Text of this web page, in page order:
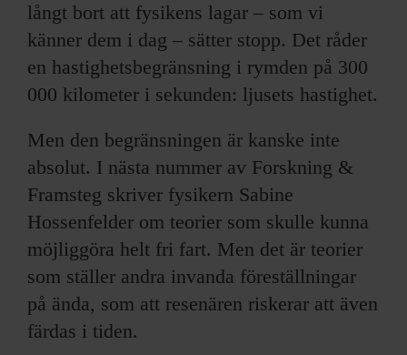
långt bort att fysikens lagar – som vi
känner dem i dag – sätter stopp. Det råder
en hastighetsbegränsning i rymden på 300
000 kilometer i sekunden: ljusets hastighet.
Men den begränsningen är kanske inte
absolut. I nästa nummer av Forskning &
Framsteg skriver fysikern Sabine
Hossenfelder om teorier som skulle kunna
möjliggöra helt fri fart. Men det är teorier
som ställer andra invanda föreställningar
på ända, som att resenären riskerar att även
färdas i tiden.